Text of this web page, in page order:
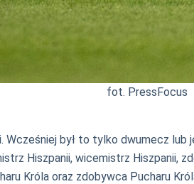
fot. PressFocus
Wcześniej był to tylko dwumecz
Hiszpanii, wicemistrz Hiszpanii,
Króla oraz zdobywca Pucharu